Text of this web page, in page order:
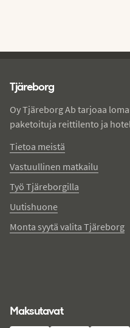
Tjäreborg
Oy Tjäreborg Ab tarjoaa
paketoituja reittilento ja
Tietoa meistä
Vastuullinen matkailu
Työ Tjäreborgilla
Uutishuone
Monta syytä valita Tjäreborg
Maksutavat